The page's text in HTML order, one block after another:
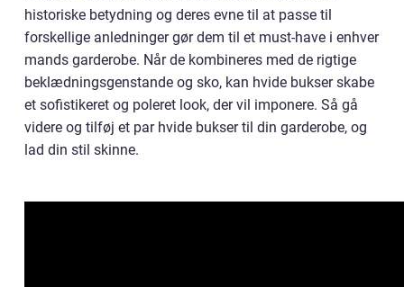
historiske betydning og deres evne til at passe til
forskellige anledninger gør dem til et must-have i enhver
mands garderobe. Når de kombineres med de rigtige
beklædningsgenstande og sko, kan hvide bukser skabe
et sofistikeret og poleret look, der vil imponere. Så gå
videre og tilføj et par hvide bukser til din garderobe, og
lad din stil skinne.